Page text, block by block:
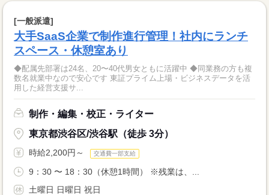
[一般派遣]
大手SaaS企業で制作進行管理！社内にランチ
スペース・休憩室あり
◆配属先部署は24名、20〜40代男女ともに活躍中 ◆同業務の方も複
数名就業中なので安心です 東証プライム上場・ビジネスデータを活
用した経営支援サ...
制作・編集・校正・ライター
東京都渋谷区/渋谷駅（徒歩 3分）
時給2,200円～ 交通費一部支給
9：30 〜 18：30（休憩1時間） ※残業は、...
土曜日 日曜日 祝日